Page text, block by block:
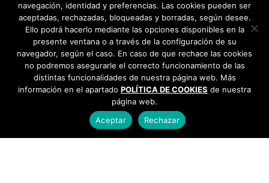
navegación, identidad y preferencias. Las cookies pueden ser
aceptadas, rechazadas, bloqueadas y borradas, según desee.
Ello podrá hacerlo mediante las opciones disponibles en la
presente ventana o a través de la configuración de su
navegador, según el caso. En caso de que rechace las cookies
no podremos asegurarle el correcto funcionamiento de las
distintas funcionalidades de nuestra página web. Más
información en el apartado POLÍTICA DE COOKIES de nuestra
página web.
Aceptar
Rechazar